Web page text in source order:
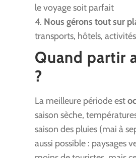
le voyage soit parfait
4. Nous gérons tout sur
transports, hôtels, activités
Quand partir
?
La meilleure période est
saison sèche,
saison des pluies (mai à
aussi possible : paysages